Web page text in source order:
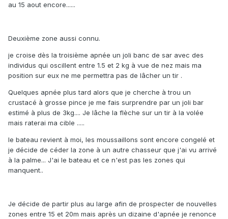
au 15 aout encore......
Deuxième zone aussi connu.
je croise dès la troisième apnée un joli banc de sar avec des
individus qui oscillent entre 1.5 et 2 kg à vue de nez mais ma
position sur eux ne me permettra pas de lâcher un tir .
Quelques apnée plus tard alors que je cherche à trou un
crustacé à grosse pince je me fais surprendre par un joli bar
estimé à plus de 3kg.... Je lâche la flèche sur un tir à la volée
mais raterai ma cible .....
le bateau revient à moi, les moussaillons sont encore congelé et
je décide de céder la zone à un autre chasseur que j'ai vu arrivé
à la palme... J'ai le bateau et ce n'est pas les zones qui
manquent..
Je décide de partir plus au large afin de prospecter de nouvelles
zones entre 15 et 20m mais après un dizaine d'apnée je renonce